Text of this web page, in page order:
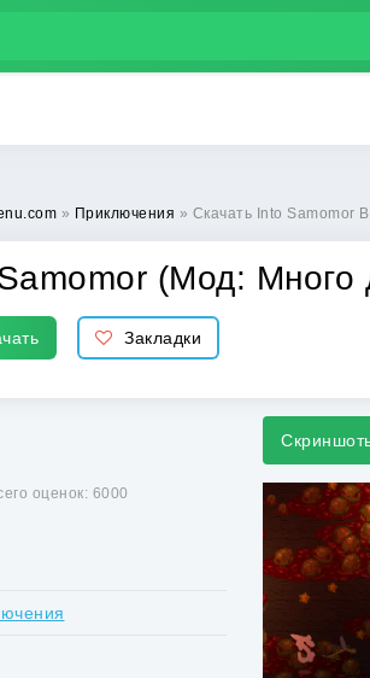
» Приключения » Скачать Into Samomor
(Мод: Много
Закладки
оценок: 6000